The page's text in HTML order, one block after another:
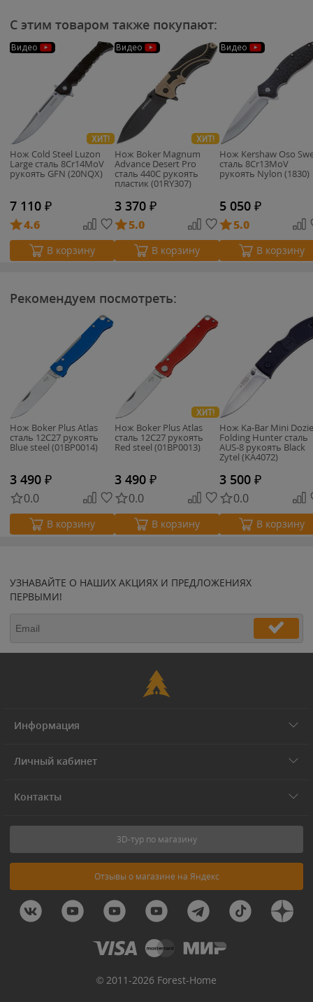
С этим товаром также покупают:
Видео
ХИТ!
Нож Cold Steel Luzon
Large сталь 8Cr14MoV
рукоять GFN (20NQX)
7 110 ₽
4.6
В корзину
Видео
ХИТ!
Нож Boker Magnum
Advance Desert Pro
сталь 440C рукоять
пластик (01RY307)
3 370 ₽
5.0
В корзину
Видео
Нож Kershaw Oso
сталь 8Cr13MoV
рукоять Nylon (1830)
5 050 ₽
5.0
В корзину
Рекомендуем посмотреть:
Нож Boker Plus Atlas
сталь 12C27 рукоять
Blue steel (01BP0014)
3 490 ₽
0.0
В корзину
ХИТ!
Нож Boker Plus Atlas
сталь 12C27 рукоять
Red steel (01BP0013)
3 490 ₽
0.0
В корзину
Нож Ka-Bar Mini
Folding Hunter сталь
AUS-8 рукоять Black
Zytel (KA4072)
3 500 ₽
0.0
В корзину
УЗНАВАЙТЕ О НАШИХ АКЦИЯХ И ПРЕДЛОЖЕНИЯХ
ПЕРВЫМИ!
Информация
Личный кабинет
Контакты
3D-тур по магазину
Отзывы о магазине на Яндекс
© 2011-2026 Forest-Home